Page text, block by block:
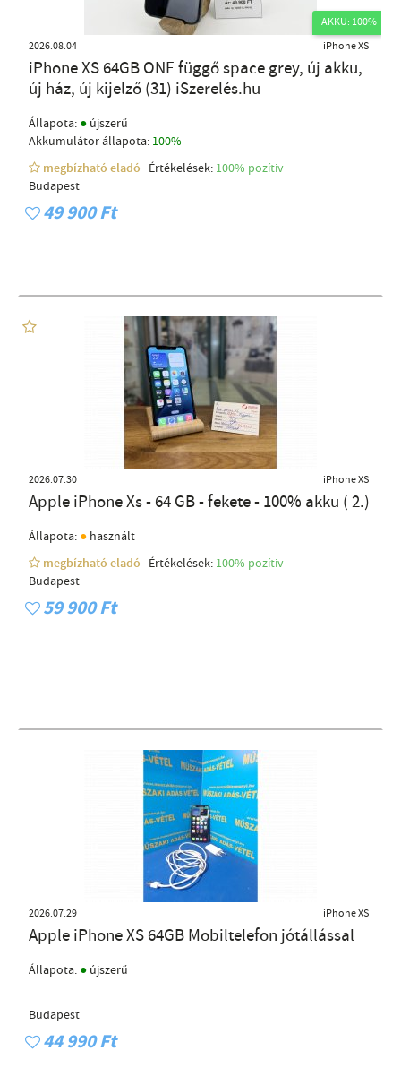
AKKU: 100%
2026.08.04
iPhone XS
iPhone XS 64GB ONE függő space grey, új akku,
új ház, új kijelző (31) iSzerelés.hu
Állapota: ● újszerű
Akkumulátor állapota: 100%
megbízható eladó
Értékelések: 100% pozítiv
Budapest
49 900 Ft
2026.07.30 iPhone XS
Apple iPhone Xs - 64 GB - fekete - 100% akku ( 2.)
Állapota: ● használt
megbízható eladó
Értékelések: 100% pozítiv
Budapest
59 900 Ft
2026.07.29 iPhone XS
Apple iPhone XS 64GB Mobiltelefon jótállással
Állapota: ● újszerű
Budapest
44 990 Ft